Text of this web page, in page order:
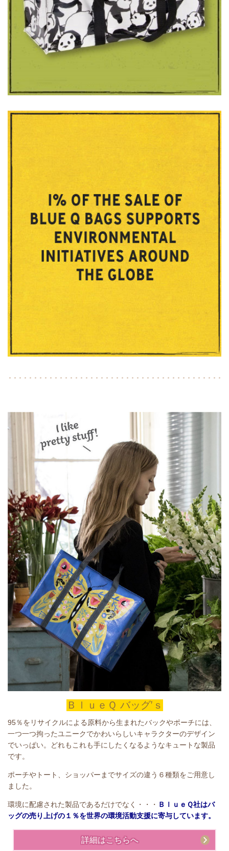
ＢｌｕｅＱ バッグ’ｓ
95％をリサイクルによる原料から生まれたバックやポーチには、
一つ一つ拘ったユニークでかわいらしいキャラクターのデザイン
でいっぱい。どれもこれも手にしたくなるようなキュートな製品
です。
ポーチやトート、ショッパーまでサイズの違う６種類をご用意し
ました。
環境に配慮された製品であるだけでなく・・・ ＢｌｕｅＱ社はバ
ッグの売り上げの１％を世界の環境活動支援に寄与しています。
詳細はこちらへ